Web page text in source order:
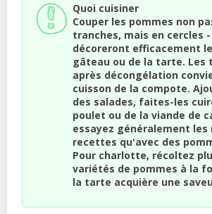
Quoi cuisiner
Couper les pommes non
tranches, mais en cercles
décoreront efficacement
gâteau ou de la tarte. Les
après décongélation
cuisson de la compote.
des salades, faites-les
poulet ou de la viande de
essayez généralement les
recettes qu'avec des
Pour charlotte, récoltez
variétés de pommes à la
la tarte acquière une